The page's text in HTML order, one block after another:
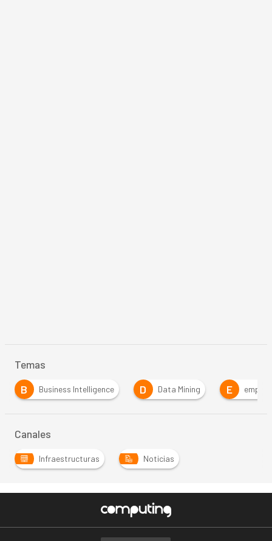
Temas
B
Business Intelligence D Data Mining E
Canales
Infraestructuras Noticias